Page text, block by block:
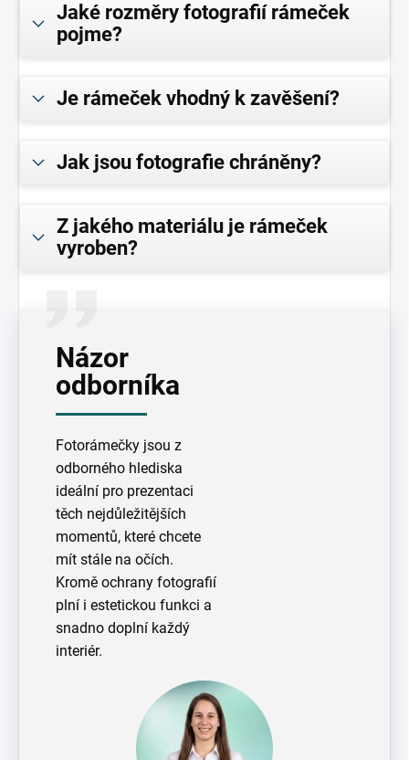
Jaké rozměry fotografií rámeček
pojme?
Je rámeček vhodný k zavěšení?
Jak jsou fotografie chráněny?
Z jakého materiálu je rámeček
vyroben?
Názor
odborníka
Fotorámečky jsou z
odborného hlediska
ideální pro prezentaci
těch nejdůležitějších
momentů, které chcete
mít stále na očích.
Kromě ochrany fotografií
plní i estetickou funkci a
snadno doplní každý
interiér.